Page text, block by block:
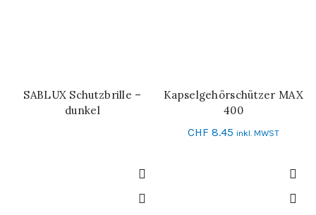
WEITERLESEN
SABLUX Schutzbrille –
dunkel
IN DEN WARENKORB
Kapselgehörschützer MAX
400
CHF 8.45 inkl. MWST